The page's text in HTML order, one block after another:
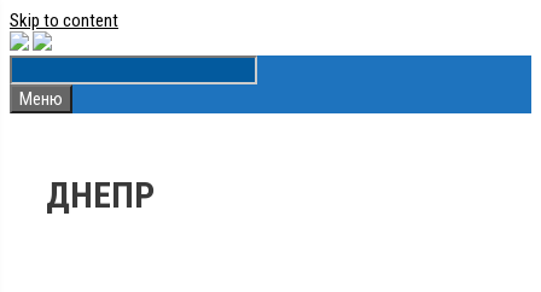
Skip to content
Меню
ДНЕПР